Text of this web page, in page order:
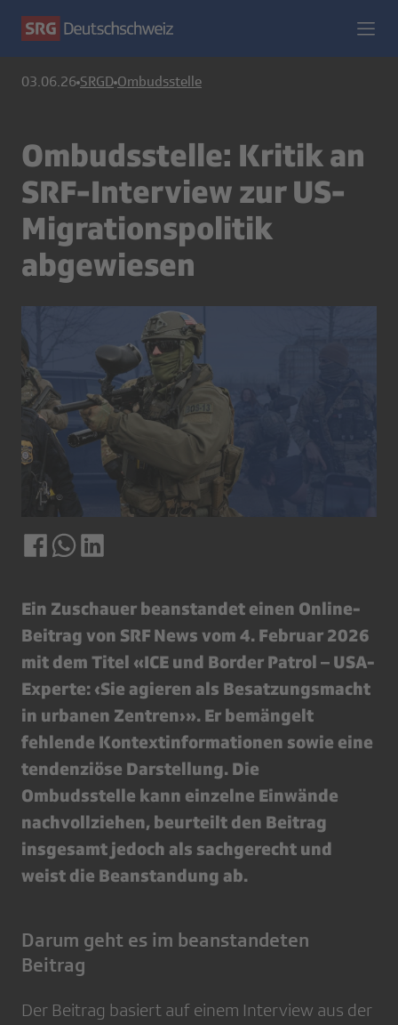
03.06.26 SRGD Ombudsstelle
Ombudsstelle: Kritik an
SRF-Interview zur US-
Migrationspolitik
abgewiesen
Ein Zuschauer beanstandet einen Online-
Beitrag von SRF News vom 4. Februar 2026
mit dem Titel «ICE und Border Patrol – USA-
Experte: ‹Sie agieren als Besatzungsmacht
in urbanen Zentren›». Er bemängelt
fehlende Kontextinformationen sowie eine
tendenziöse Darstellung. Die
Ombudsstelle kann einzelne Einwände
nachvollziehen, beurteilt den Beitrag
insgesamt jedoch als sachgerecht und
weist die Beanstandung ab.
Darum geht es im beanstandeten
Beitrag
Der Beitrag basiert auf einem Interview aus der